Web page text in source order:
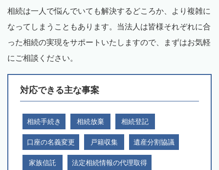
相続は一人で悩んでいても解決するどころか、より複雑に
なってしまうこともあります。当法人は皆様それぞれに合
った相続の実現をサポートいたしますので、まずはお気軽
にご相談ください。
対応できる主な事案
相続手続き 相続放棄 相続登記
口座の名義変更 戸籍収集 遺産分割協議
家族信託 法定相続情報の代理取得